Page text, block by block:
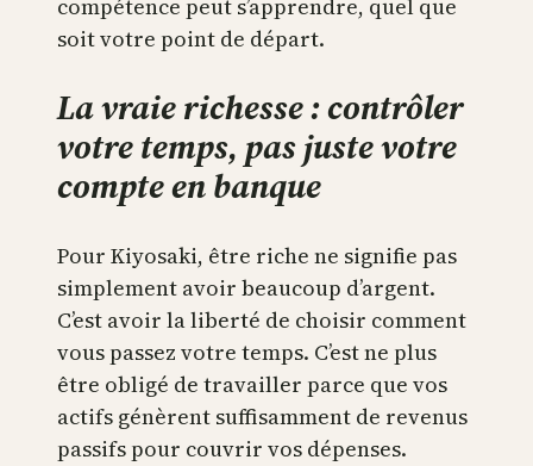
compétence peut s’apprendre, quel que
soit votre point de départ.
La vraie richesse : contrôler
votre temps, pas juste votre
compte en banque
Pour Kiyosaki, être riche ne signifie pas
simplement avoir beaucoup d’argent.
C’est avoir la liberté de choisir comment
vous passez votre temps. C’est ne plus
être obligé de travailler parce que vos
actifs génèrent suffisamment de revenus
passifs pour couvrir vos dépenses.